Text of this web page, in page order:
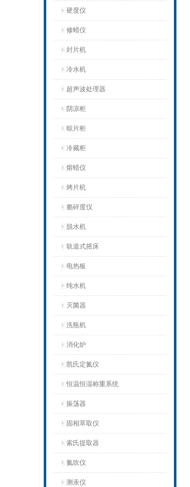
硬度仪
修蜡仪
封片机
冷水机
超声波处理器
阴凉柜
晾片柜
冷藏柜
熔蜡仪
烤片机
脆碎度仪
脱水机
轨道式摇床
电热板
纯水机
灭菌器
洗瓶机
消化炉
凯氏定氮仪
恒温恒湿称重系统
振荡器
固相萃取仪
索氏提取器
氮吹仪
测汞仪